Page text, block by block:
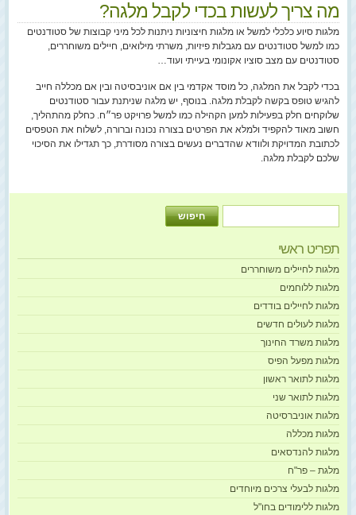
מה צריך לעשות בכדי לקבל מלגה?
מלגות סיוע כלכלי למשל או מלגות חיצוניות ניתנות לכל מיני קבוצות של סטודנטים
כמו למשל סטודנטים עם מגבלות פיזיות, משרתי מילואים, חיילים משוחררים,
סטודנטים עם מצב סוציו אקונומי בעייתי ועוד…
בכדי לקבל את המלגה, כל מוסד אקדמי בין אם אוניבסיטה ובין אם מכללה חייב
להגיש טופס בקשה לקבלת מלגה. בנוסף, יש מלגה שניתנת עבור סטודנטים
שלוקחים חלק בפעילות למען הקהילה כמו למשל פרויקט פר״ח. כחלק מהתהליך,
חשוב מאוד להקפיד ולמלא את הפרטים בצורה נכונה וברורה, לשלוח את הטפסים
לכתובת המדויקת ולוודא שהדברים נעשים בצורה מסודרת, כך תגדילו את הסיכוי
שלכם לקבלת מלגה.
תפריט ראשי
מלגות לחיילים משוחררים
מלגות ללוחמים
מלגות לחיילים בודדים
מלגות לעולים חדשים
מלגות משרד החינוך
מלגות מפעל הפיס
מלגות לתואר ראשון
מלגות לתואר שני
מלגות אוניברסיטה
מלגות מכללה
מלגות להנדסאים
מלגת – פר"ח
מלגות לבעלי צרכים מיוחדים
מלגות ללימודים בחו"ל